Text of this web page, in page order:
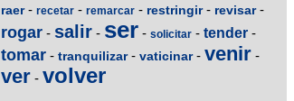
raer- recetar - remarcar - restringir- revisar-
rogar - salir - ser - solicitar - tender -
tomar - tranquilizar- vaticinar- venir -
ver - volver